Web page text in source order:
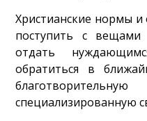
Христианские нормы
поступить с вещами
отдать
обратиться в
специализированную